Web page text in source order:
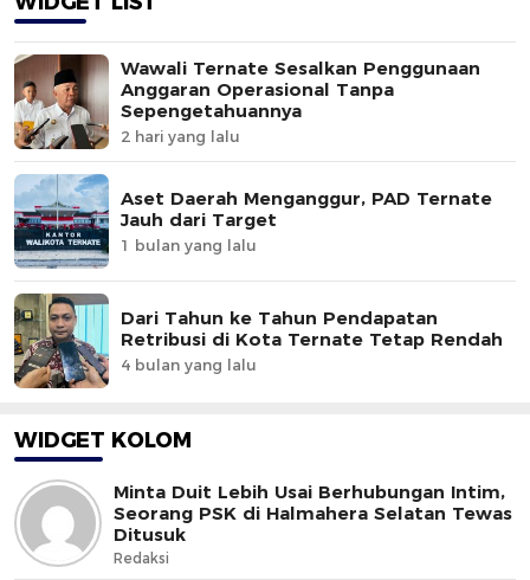
Wawali Ternate Sesalkan Penggunaan
Anggaran Operasional Tanpa
Sepengetahuannya
2 hari yang lalu
Aset Daerah Menganggur, PAD Ternate
Jauh dari Target
1 bulan yang lalu
Dari Tahun ke Tahun Pendapatan
Retribusi di Kota Ternate Tetap Rendah
4 bulan yang lalu
WIDGET KOLOM
Minta Duit Lebih Usai Berhubungan Intim,
Seorang PSK di Halmahera Selatan Tewas
Ditusuk
Redaksi